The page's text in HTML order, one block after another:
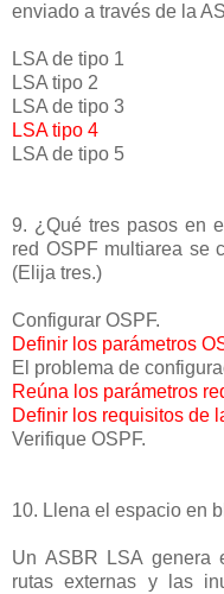
enviado a través de la
LSA de tipo 1
LSA tipo 2
LSA de tipo 3
LSA tipo 4
LSA de tipo 5
9. ¿Qué tres pasos en
red OSPF multiarea se
(Elija tres.)
Configurar OSPF.
Definir los parámetros
El problema de
Reúna los parámetros
Definir los requisitos de
Verifique OSPF.
10. Llena el espacio en
Un ASBR LSA genera
rutas externas y las